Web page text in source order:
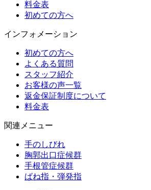
料金表
初めての方へ
インフォメーション
初めての方へ
よくある質問
スタッフ紹介
お客様の声一覧
返金保証制度について
料金表
関連メニュー
手のしびれ
胸郭出口症候群
手根管症候群
ばね指・弾発指